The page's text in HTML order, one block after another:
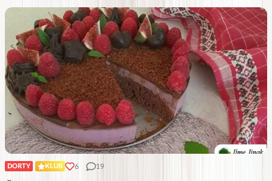
DORTY KLUB 6 19